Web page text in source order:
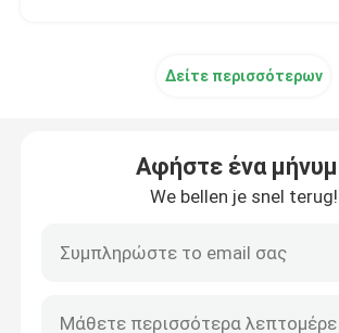
Δείτε περισσότερων
Αφήστε ένα
We bellen je snel terug!